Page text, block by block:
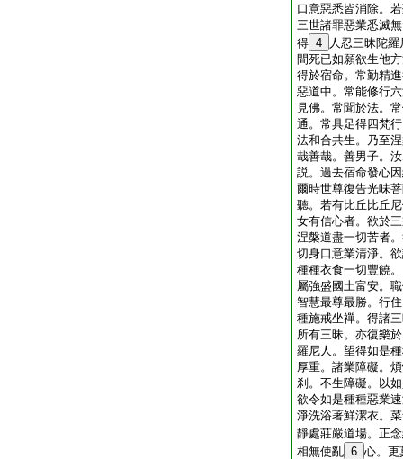
口意惡悉皆消除。
三世諸罪惡業悉滅
得 4
人忍三昧陀
間死已如願欲生他
得於宿命。常勤精
惡道中。常能修行
見佛。常聞於法。
通。常具足得四梵
法和合共生。乃至
哉善哉。善男子。
説。過去宿命發心
爾時世尊復告光味
聽。若有比丘比丘
女有信心者。欲於
涅槃道盡一切苦者
切身口意業清淨。
種種衣食一切豐饒
屬強盛國土富安。
智慧最尊最勝。行
種施戒坐禪。得諸
所有三昧。亦復樂
羅尼人。望得如是
厚重。諸業障礙。
刹。不生障礙。以
欲令如是種種惡業
淨洗浴著鮮潔衣。
靜處莊嚴道場。正
相無使亂 6 心。更